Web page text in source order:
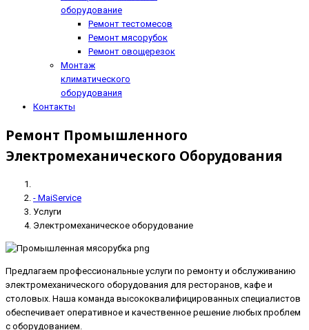
оборудование
Ремонт тестомесов
Ремонт мясорубок
Ремонт овощерезок
Монтаж
климатического
оборудования
Контакты
Ремонт Промышленного
Электромеханического Оборудования
- MaiService
Услуги
Электромеханическое оборудование
Предлагаем профессиональные услуги по ремонту и обслуживанию
электромеханического оборудования для ресторанов, кафе и
столовых. Наша команда высококвалифицированных специалистов
обеспечивает оперативное и качественное решение любых проблем
с оборудованием.